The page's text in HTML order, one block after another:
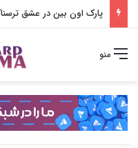
پارک اون بین در عشق
منو